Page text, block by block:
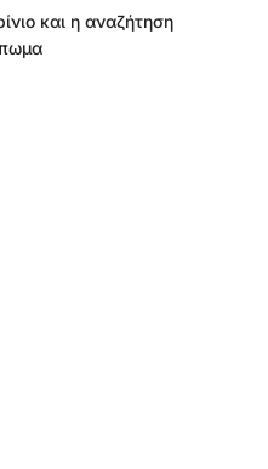
και η αναζήτηση